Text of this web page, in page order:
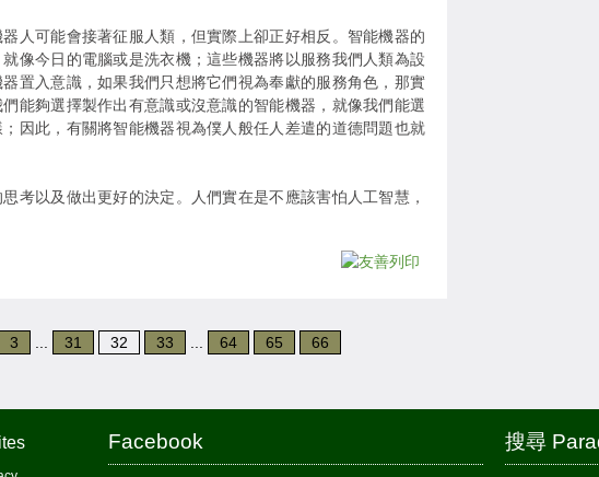
人可能會接著征服人類，但實際上卻正好相反。智能機器的
像今日的電腦或是洗衣機；這些機器將以服務我們人類為設
置入意識，如果我們只想將它們視為奉獻的服務角色，那實
能夠選擇製作出有意識或沒意識的智能機器，就像我們能選
因此，有關將智能機器視為僕人般任人差遣的道德問題也就
考以及做出更好的決定。人們實在是不應該害怕人工智慧，
3 31 32 33 64 65 66
Facebook 搜尋